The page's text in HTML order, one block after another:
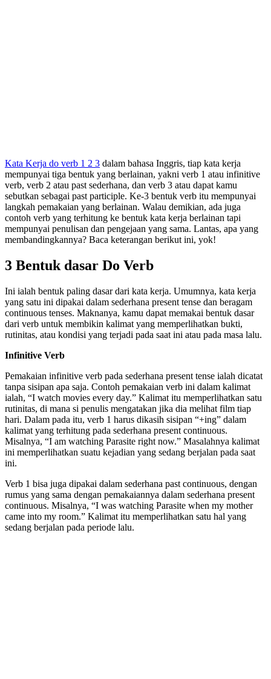
Kata Kerja do verb 1 2 3 dalam bahasa Inggris, tiap kata kerja
mempunyai tiga bentuk yang berlainan, yakni verb 1 atau infinitive
verb, verb 2 atau past sederhana, dan verb 3 atau dapat kamu
sebutkan sebagai past participle. Ke-3 bentuk verb itu mempunyai
langkah pemakaian yang berlainan. Walau demikian, ada juga
contoh verb yang terhitung ke bentuk kata kerja berlainan tapi
mempunyai penulisan dan pengejaan yang sama. Lantas, apa yang
membandingkannya? Baca keterangan berikut ini, yok!
3 Bentuk dasar Do Verb
Ini ialah bentuk paling dasar dari kata kerja. Umumnya, kata kerja
yang satu ini dipakai dalam sederhana present tense dan beragam
continuous tenses. Maknanya, kamu dapat memakai bentuk dasar
dari verb untuk membikin kalimat yang memperlihatkan bukti,
rutinitas, atau kondisi yang terjadi pada saat ini atau pada masa lalu.
Infinitive Verb
Pemakaian infinitive verb pada sederhana present tense ialah dicatat
tanpa sisipan apa saja. Contoh pemakaian verb ini dalam kalimat
ialah, “I watch movies every day.” Kalimat itu memperlihatkan satu
rutinitas, di mana si penulis mengatakan jika dia melihat film tiap
hari. Dalam pada itu, verb 1 harus dikasih sisipan “+ing” dalam
kalimat yang terhitung pada sederhana present continuous.
Misalnya, “I am watching Parasite right now.” Masalahnya kalimat
ini memperlihatkan suatu kejadian yang sedang berjalan pada saat
ini.
Verb 1 bisa juga dipakai dalam sederhana past continuous, dengan
rumus yang sama dengan pemakaiannya dalam sederhana present
continuous. Misalnya, “I was watching Parasite when my mother
came into my room.” Kalimat itu memperlihatkan satu hal yang
sedang berjalan pada periode lalu.